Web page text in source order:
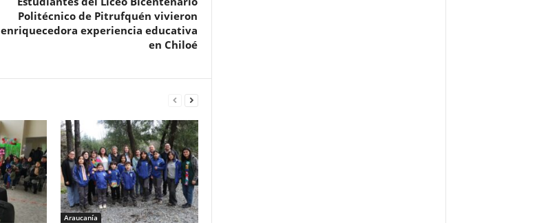
Politécnico de Pitrufquén vivieron
enriquecedora experiencia educativa
en Chiloé
Araucanía